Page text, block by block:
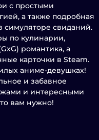
с простыми
а также подробная
симуляторе свиданий.
по кулинарии,
романтика, а
карточки в Steam.
аниме-девушках!
и забавное
и интересными
вам нужно!